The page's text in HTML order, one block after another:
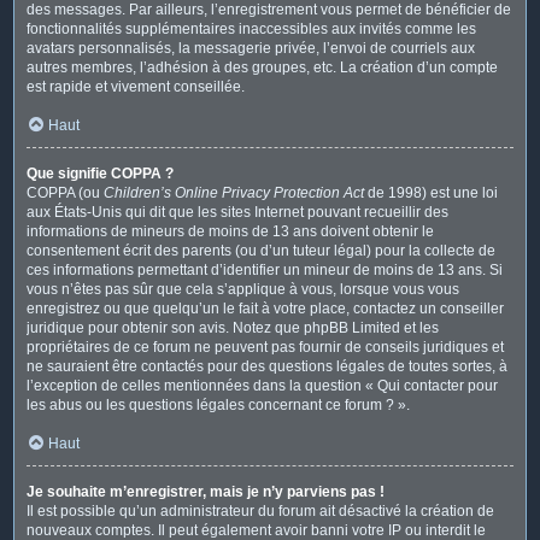
des messages. Par ailleurs, l’enregistrement vous permet de bénéficier de
fonctionnalités supplémentaires inaccessibles aux invités comme les
avatars personnalisés, la messagerie privée, l’envoi de courriels aux
autres membres, l’adhésion à des groupes, etc. La création d’un compte
est rapide et vivement conseillée.
Haut
Que signifie COPPA ?
COPPA (ou Children’s Online Privacy Protection Actde 1998) est une loi
aux États-Unis qui dit que les sites Internet pouvant recueillir des
informations de mineurs de moins de 13 ans doivent obtenir le
consentement écrit des parents (ou d’un tuteur légal) pour la collecte de
ces informations permettant d’identifier un mineur de moins de 13 ans. Si
vous n’êtes pas sûr que cela s’applique à vous, lorsque vous vous
enregistrez ou que quelqu’un le fait à votre place, contactez un conseiller
juridique pour obtenir son avis. Notez que phpBB Limited et les
propriétaires de ce forum ne peuvent pas fournir de conseils juridiques et
ne sauraient être contactés pour des questions légales de toutes sortes, à
l’exception de celles mentionnées dans la question « Qui contacter pour
les abus ou les questions légales concernant ce forum ? ».
Haut
Je souhaite m’enregistrer, mais je n’y parviens pas !
Il est possible qu’un administrateur du forum ait désactivé la création de
nouveaux comptes. Il peut également avoir banni votre IP ou interdit le